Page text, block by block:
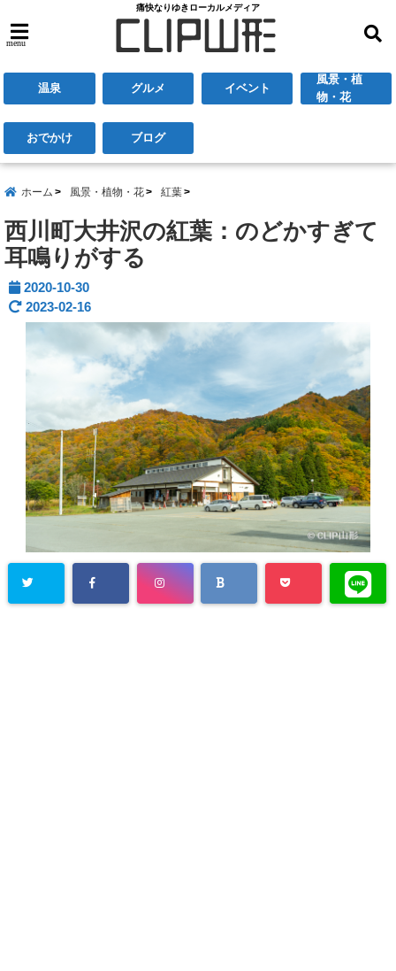
痛快なりゆきローカルメディア
menu
温泉 グルメ イベント
風景・植
物・花
おでかけ ブログ
ホーム 風景・植物・花 紅葉
西川町大井沢の紅葉：のどかすぎて
耳鳴りがする
2020-10-30
2023-02-16